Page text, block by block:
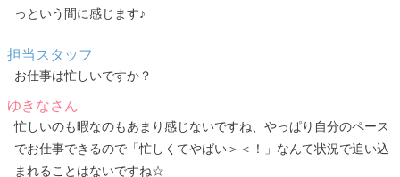
っという間に感じます♪
担当スタッフ
お仕事は忙しいですか？
ゆきなさん
忙しいのも暇なのもあまり感じないですね、やっぱり自分のペース
でお仕事できるので「忙しくてやばい＞＜！」なんて状況で追い込
まれることはないですね☆